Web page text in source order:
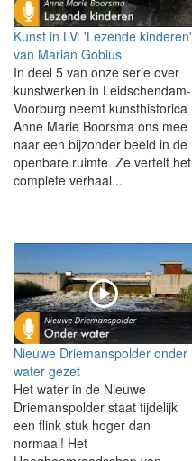
Kunst in LV: 'Lezende kinderen'
van Marian Gobius
In deel 5 van onze serie over
kunstwerken in Leidschendam-
Voorburg neemt kunsthistorica
Anne Marie Boorsma ons mee
naar een bijzonder beeld in de
openbare ruimte. Ze vertelt het
complete verhaal...
Nieuwe Driemanspolder onder
water gezet
Het water in de Nieuwe
Driemanspolder staat tijdelijk
een flink stuk hoger dan
normaal! Het